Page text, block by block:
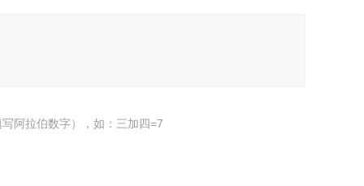
阿拉伯数字），如：三加四=7